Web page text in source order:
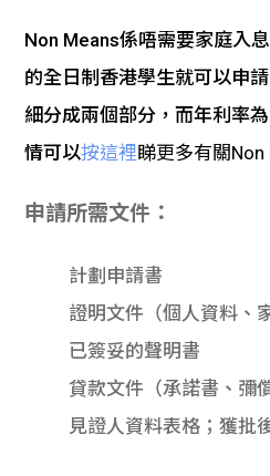
Non Means係唔需要家庭入
的全日制香港學生就可以申
細分成兩個部分，而年利率為
情可以按這裡睇更多有關Non
申請所需文件：
計劃申請書
證明文件（個人資料、
已簽妥的聲明書
貸款文件（承諾書、彌
見證人資料表格；獲批